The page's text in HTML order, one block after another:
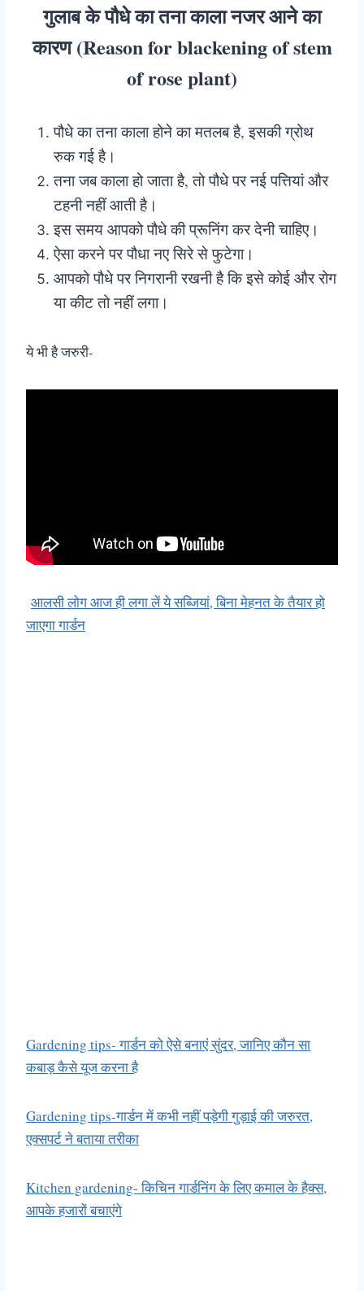
गुलाब के पौधे का तना काला नजर आने का
कारण (Reason for blackening of stem
of rose plant)
पौधे का तना काला होने का मतलब है, इसकी ग्रोथ
रुक गई है।
तना जब काला हो जाता है, तो पौधे पर नई पत्तियां और
टहनी नहीं आती है।
इस समय आपको पौधे की प्रूनिंग कर देनी चाहिए।
ऐसा करने पर पौधा नए सिरे से फुटेगा।
आपको पौधे पर निगरानी रखनी है कि इसे कोई और रोग
या कीट तो नहीं लगा।
ये भी है जरुरी-
आलसी लोग आज ही लगा लें ये सब्जियां, बिना मेहनत के तैयार हो
जाएगा गार्डन
Gardening tips- गार्डन को ऐसे बनाएं सुंदर, जानिए कौन सा
कबाड़ कैसे यूज करना है
Gardening tips-गार्डन में कभी नहीं पड़ेगी गुड़ाई की जरुरत,
एक्सपर्ट ने बताया तरीका
Kitchen gardening- किचिन गार्डनिंग के लिए कमाल के हैक्स,
आपके हजारों बचाएंगे